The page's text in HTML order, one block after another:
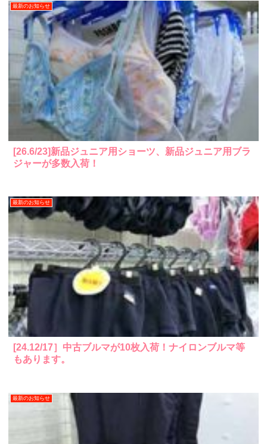
最新のお知らせ
[26.6/23]新品ジュニア用ショーツ、新品ジュニア用ブラ
ジャーが多数入荷！
最新のお知らせ
[24.12/17］中古ブルマが10枚入荷！ナイロンブルマ等
もあります。
最新のお知らせ